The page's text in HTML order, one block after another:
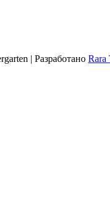
| Разработано Rara